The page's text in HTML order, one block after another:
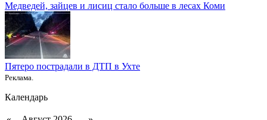
Медведей, зайцев и лисиц стало больше в лесах Коми
Пятеро пострадали в ДТП в Ухте
Реклама.
Календарь